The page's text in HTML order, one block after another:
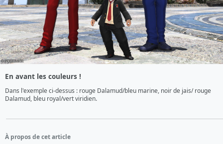
En avant les couleurs !
Dans l'exemple ci-dessus : rouge Dalamud/bleu marine, noir de jais/ rouge
Dalamud, bleu royal/vert viridien.
À propos de cet article